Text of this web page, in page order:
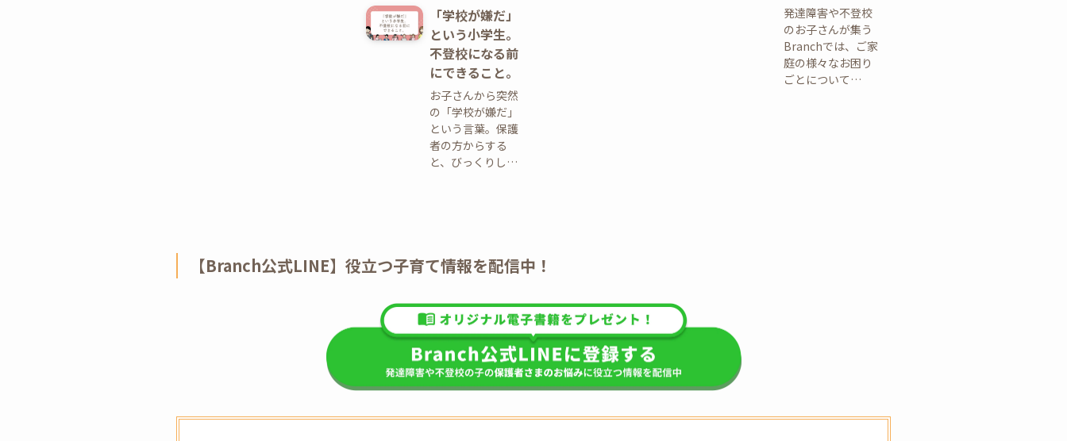
「学校が嫌だ」
という小学生。
不登校になる前
にできること。
お子さんから突然
の「学校が嫌だ」
という言葉。保護
者の方からする
と、びっくりし…
発達障害や不登校
のお子さんが集う
Branchでは、ご家
庭の様々なお困り
ごとについて…
【Branch公式LINE】役立つ子育て情報を配信中！